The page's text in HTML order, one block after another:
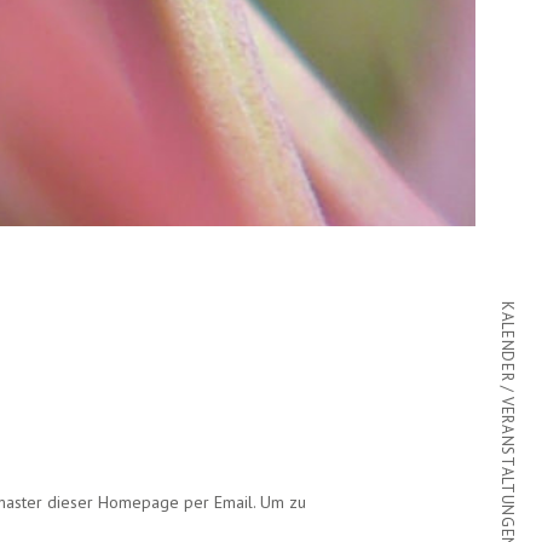
dieser Homepage per Email. Um zu KALENDER / VERANSTALTUNGEN